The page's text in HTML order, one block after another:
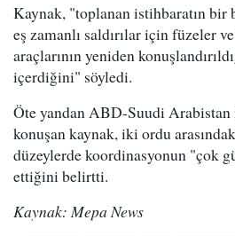
Kaynak, "toplanan istihbaratın bir
eş zamanlı saldırılar için füzeler
araçlarının yeniden
içerdiğini" söyledi.
Öte yandan ABD-Suudi
konuşan kaynak, iki ordu
düzeylerde koordinasyonun "çok
ettiğini belirtti.
Kaynak: Mepa News